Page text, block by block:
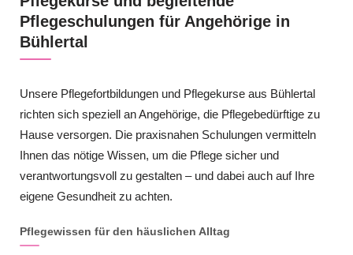
Pflegeschulungen für Angehörige in
Bühlertal
Unsere Pflegefortbildungen und Pflegekurse aus Bühlertal
richten sich speziell an Angehörige, die Pflegebedürftige zu
Hause versorgen. Die praxisnahen Schulungen vermitteln
Ihnen das nötige Wissen, um die Pflege sicher und
verantwortungsvoll zu gestalten – und dabei auch auf Ihre
eigene Gesundheit zu achten.
Pflegewissen für den häuslichen Alltag